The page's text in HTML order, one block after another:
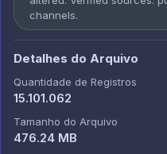
channels.
Detalhes do Arquivo
Quantidade de Registros
15.101.062
Tamanho do Arquivo
476.24 MB